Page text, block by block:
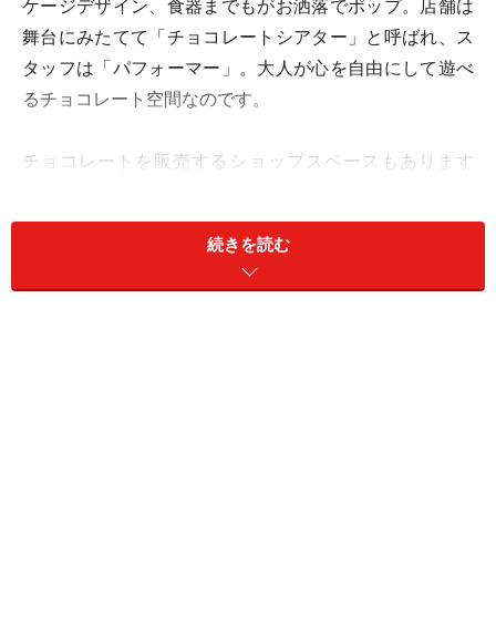
ケージデザイン、食器までもがお洒落でポップ。店舗は
舞台にみたてて「チョコレートシアター」と呼ばれ、ス
タッフは「パフォーマー」。大人が心を自由にして遊べ
るチョコレート空間なのです。
チョコレートを販売するショップスペースもあります
ニュー。今回はマックスブレナーオリジナルのユーモア
溢れるメニューをご紹介しますね。
続きを読む